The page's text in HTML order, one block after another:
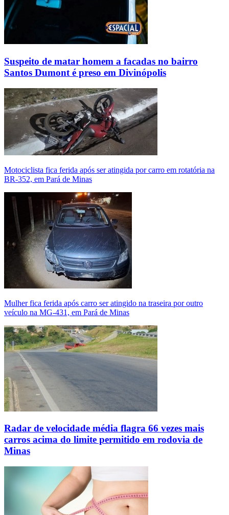
Suspeito de matar homem a facadas no bairro
Santos Dumont é preso em Divinópolis
Motociclista fica ferida após ser atingida por carro em rotatória na
BR-352, em Pará de Minas
Mulher fica ferida após carro ser atingido na traseira por outro
veículo na MG-431, em Pará de Minas
Radar de velocidade média flagra 66 vezes mais
carros acima do limite permitido em rodovia de
Minas